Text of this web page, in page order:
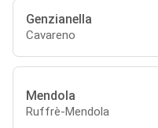
Genzianella
Cavareno
Mendola
Ruffrè-Mendola